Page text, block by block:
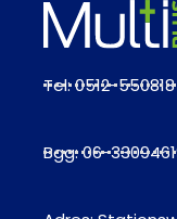
Tel: 0512-550818
Bgg: 06-